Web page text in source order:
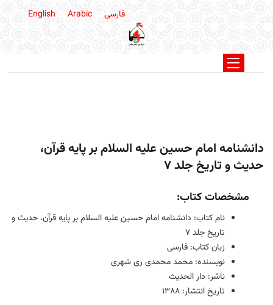
فارسی English Arabic
دانشنامه امام حسين عليه السلام بر پايه قرآن،
حديث و تاريخ جلد 7
مشخصات کتاب:
نام کتاب: دانشنامه امام حسين عليه السلام بر پايه قرآن، حديث و
تاريخ جلد 7
زبان کتاب: فارسی
نویسنده: محمد محمدی ری شهری
ناشر: دار الحدیث
تاریخ انتشار: 1388